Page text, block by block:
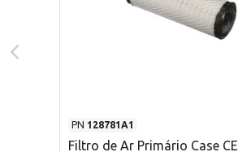
PN 128781A1
Filtro de Ar Primário Case CE